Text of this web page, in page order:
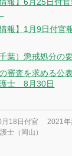
報】1月9日付官
葉）懲戒処分
審査を求める公
士 8月30日
18日付官
士（岡山）
2021年